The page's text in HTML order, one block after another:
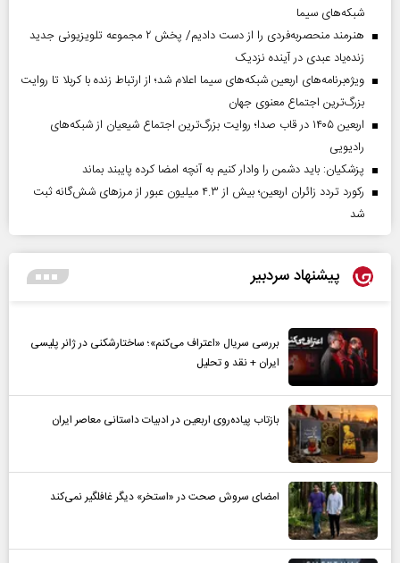
شبکه‌های سیما
هنرمند منحصر‌به‌فردی را از دست دادیم/ پخش ۲ مجموعه تلویزیونی جدید
زنده‌یاد عبدی در آینده نزدیک
ویژه‌برنامه‌های اربعین شبکه‌های سیما اعلام شد؛ از ارتباط زنده با کربلا تا روایت
بزرگ‌ترین اجتماع معنوی جهان
اربعین ۱۴۰۵ در قاب صدا؛ روایت بزرگ‌ترین اجتماع شیعیان از شبکه‌های
رادیویی
پزشکیان: باید دشمن را وادار کنیم به آنچه امضا کرده پایبند بماند
رکورد تردد زائران اربعین؛ بیش از ۴.۳ میلیون عبور از مرزهای شش‌گانه ثبت
شد
پیشنهاد سردبیر
بررسی سریال «اعتراف می‌کنم»؛ ساختارشکنی در ژانر پلیسی
ایران + نقد و تحلیل
بازتاب پیاده‌روی اربعین در ادبیات داستانی معاصر ایران
امضای سروش صحت در «استخر» دیگر غافلگیر نمی‌کند